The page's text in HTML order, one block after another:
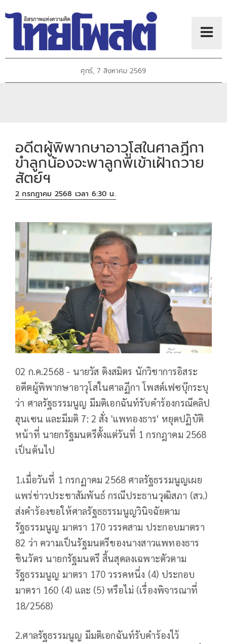
ศุกร์, 7 สิงหาคม 2569
อดีตผู้พิพากษาอาวุโสในศาลฏีกา
ขำลูกน้องจะพาลูกพี่เข้าเฝ้าถวาย
สัตย์ฯ
2 กรกฎาคม 2568 เวลา 6:30 น.
02 ก.ค.2568 - นายวัส ติงสมิตร นักวิชาการอิสระ
อดีตผู้พิพากษาอาวุโสในศาลฏีกา โพสต์เฟซบุ๊กระบุ
ว่า ศาลรัฐธรรมนูญ มีมติเอกฉันท์รับคำร้องกรณีคลิป
ฮุนเซน และมีมติ 7: 2 สั่ง 'แพทองธาร' หยุดปฏิบัติ
หน้าที่ นายกรัฐมนตรีตั้งแต่วันที่ 1 กรกฎาคม 2568
เป็นต้นไป
1.เมื่อวันที่ 1 กรกฏาคม 2568 ศาลรัฐธรรมนูญเผย
แพร่ข่าวประชาสัมพันธ์ กรณีประธานวุฒิสภา (สว.)
ส่งคำร้องขอให้ศาลรัฐธธรรมนูญวินิจฉัยตาม
รัฐธรรมนูญ มาตรา 170 วรรคสาม ประกอบมาตรา
82 ว่า ความเป็นรัฐมนตรีของนางสาวแพทองธาร
ชินวัตร นายกรัฐมนตรี สิ้นสุดลงเฉพาะตัวตาม
รัฐธรรมนูญ มาตรา 170 วรรคหนึ่ง (4) ประกอบ
มาตรา 160 (4) และ (5) หรือไม่ (เรื่องพิจารณาที่
18/2568)
2.ศาลรัฐธรรมนูญ มีมติเอกฉันท์รับคำร้องไว้